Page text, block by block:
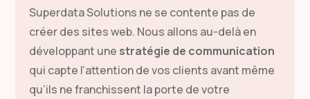
Superdata Solutions ne se contente pas de
créer des sites web. Nous allons au-delà en
développant une stratégie de communication
qui capte l’attention de vos clients avant même
qu’ils ne franchissent la porte de votre